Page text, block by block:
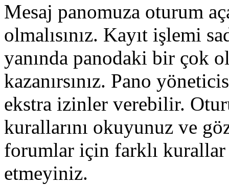
Mesaj panomuza oturum
olmalısınız. Kayıt işlemi
yanında panodaki bir çok
kazanırsınız. Pano
ekstra izinler verebilir.
kurallarını okuyunuz ve
forumlar için farklı kurallar
etmeyiniz.